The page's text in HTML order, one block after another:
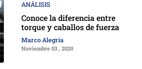
ANÁLISIS
Conoce la diferencia entre
torque y caballos de fuerza
Marco Alegría
Noviembre 03 , 2020